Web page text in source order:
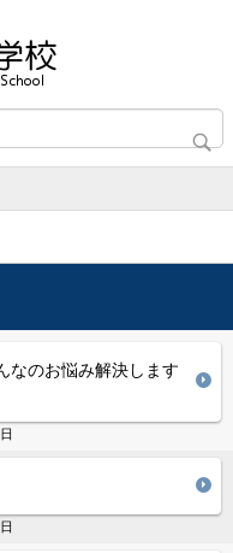
なのお悩み解決します